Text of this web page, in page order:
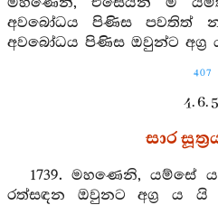
අවබෝධය පිණිස පවතිත්
අවබෝධය පිණිස ඔවුන්ට අග්‍ර
407
4. 6.
සාර
1739. මහණෙනි, යම්සේ
රත්සඳන ඔවුනට අග්‍ර ය